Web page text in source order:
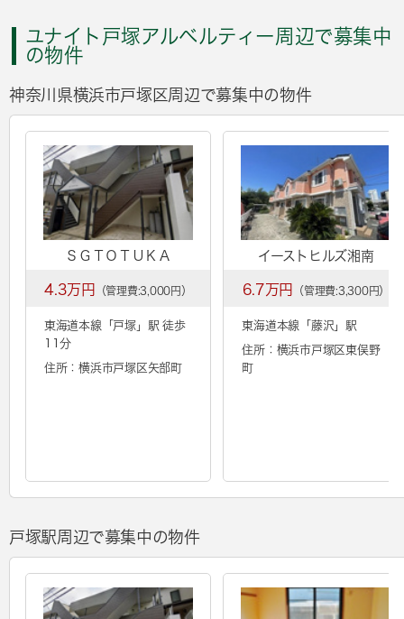
ユナイト戸塚アルベルティー周辺で募集中
の物件
神奈川県横浜市戸塚区周辺で募集中の物件
ＳＧＴＯＴＵＫＡ
4.3万円 （管理費:3,000円）
東海道本線「 戸塚 」駅 徒歩
11分
住所：横浜市戸塚区矢部町
イーストヒルズ湘南
6.7万円 （管理費:3,300円）
東海道本線「 藤沢 」駅
住所：横浜市戸塚区東俣野
町
戸塚駅周辺で募集中の物件